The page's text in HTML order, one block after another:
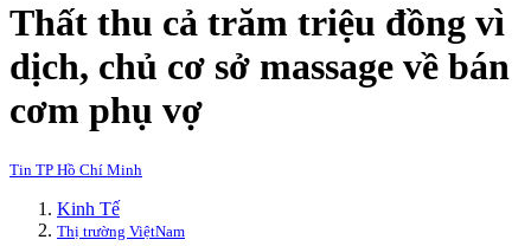
Thất thu cả trăm triệu đồng vì
dịch, chủ cơ sở massage về bán
cơm phụ vợ
Tin TP Hồ Chí Minh
Kinh Tế
Thị trường ViệtNam